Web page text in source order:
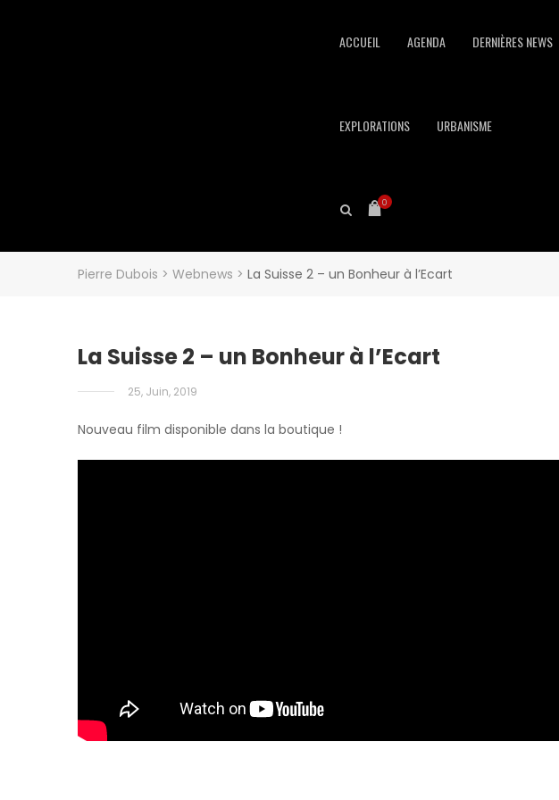
ACCUEIL AGENDA DERNIÈRES NEWS
EXPLORATIONS URBANISME
0
Pierre Dubois > Webnews > La Suisse 2 – un Bonheur à l’Ecart
La Suisse 2 – un Bonheur à l’Ecart
25, Juin, 2019
Nouveau film disponible dans la boutique !